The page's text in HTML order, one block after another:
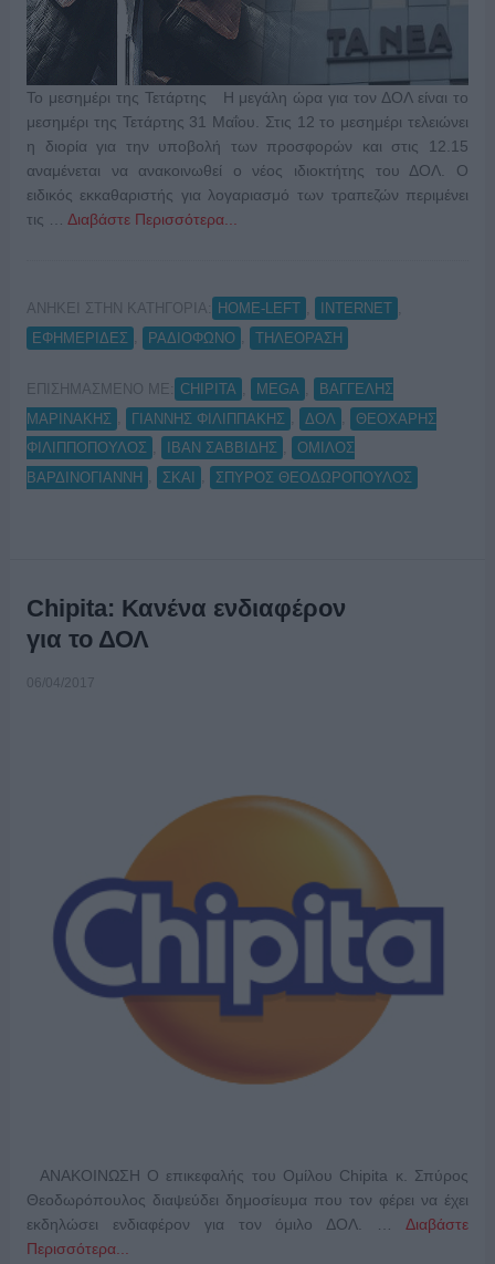
Το μεσημέρι της Τετάρτης Η μεγάλη ώρα για τον ΔΟΛ είναι το
μεσημέρι της Τετάρτης 31 Μαΐου. Στις 12 το μεσημέρι τελειώνει
η διορία για την υποβολή των προσφορών και στις 12.15
αναμένεται να ανακοινωθεί ο νέος ιδιοκτήτης του ΔΟΛ. Ο
ειδικός εκκαθαριστής για λογαριασμό των τραπεζών περιμένει
τις … Διαβάστε Περισσότερα...
ΑΝΗΚΕΙ ΣΤΗΝ ΚΑΤΗΓΟΡΙΑ: HOME-LEFT INTERNET
ΕΦΗΜΕΡΙΔΕΣ
ΡΑΔΙΟΦΩΝΟ ΤΗΛΕΟΡΑΣΗ
ΕΠΙΣΗΜΑΣΜΕΝΟ ΜΕ: CHIPITA MEGA
ΒΑΓΓΕΛΗΣ
ΜΑΡΙΝΑΚΗΣ
ΓΙΑΝΝΗΣ ΦΙΛΙΠΠΑΚΗΣ ΔΟΛ
ΘΕΟΧΑΡΗΣ
ΦΙΛΙΠΠΟΠΟΥΛΟΣ
ΙΒΑΝ ΣΑΒΒΙΔΗΣ
ΟΜΙΛΟΣ
ΒΑΡΔΙΝΟΓΙΑΝΝΗ
ΣΚΑΙ ΣΠΥΡΟΣ ΘΕΟΔΩΡΟΠΟΥΛΟΣ
Chipita: Κανένα ενδιαφέρον
για το ΔΟΛ
06/04/2017
ΑΝΑΚΟΙΝΩΣΗ Ο επικεφαλής του Ομίλου Chipita κ. Σπύρος
Θεοδωρόπουλος διαψεύδει δημοσίευμα που τον φέρει να έχει
εκδηλώσει ενδιαφέρον για τον όμιλο ΔΟΛ. …Διαβάστε
Περισσότερα...